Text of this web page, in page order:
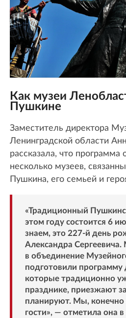
Как музеи
Пушкине
Заместитель директора
Ленинградской области
рассказала, что программа
несколько музеев,
Пушкина, его семьей и
«Традиционный
этом году состоится 6
знаем, это 227-й день
Александра
в объединение
подготовили программу
которые традиционно
празднике, приезжают
планируют. Мы, конечно
гости», — отметила она в